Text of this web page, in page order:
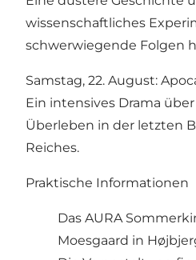
wissenschaftliches
schwerwiegende Folgen
Samstag, 22. August:
Ein intensives Drama
Überleben in der letzten
Reiches.
Praktische Informationen
Das AURA
Moesgaard in